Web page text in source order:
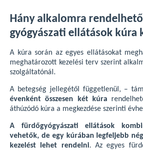
Hány alkalomra
gyógyászati ellátások kúra
A kúra során az egyes ellátásokat
meghatározott kezelési terv szerint
szolgáltatónál.
A betegség jellegétől függetlenül, –
évenként összesen két kúra
áthúzódó kúra a megkezdése szerinti
A fürdőgyógyászati ellátások
vehetők, de egy kúrában legfeljebb
kezelést lehet rendelni. Az egyes